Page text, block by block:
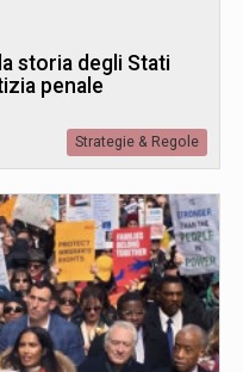
storia degli Stati
penale
Strategie & Regole